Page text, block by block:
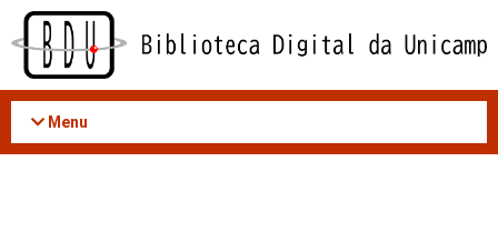
Acessar
conteúdo
Menu